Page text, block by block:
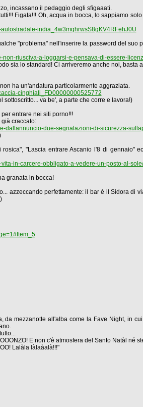
incassano il pedaggio degli sfigaaati.
Figata!!! Oh, acqua in bocca, lo sappiamo
india_4w3mqhrwsS8gKV4RFehJ0U
"problema" nell'inserire la password del suo
riusciva-a-loggarsi-e-pensava-di-essere-
sia lo standard! Ci arriveremo anche noi, basta
ha un'andatura particolarmente aggraziata.
cinghiali_FD00000000525772
va be', a parte che corre e lavora!)
entrare nei siti porno!!!
craccato:
dallannuncio-due-segnalazioni-di-sicurezza-
"Lascia entrare Ascanio l'8 di gennaio"
in-carcere-obbligato-a-vedere-un-posto-al-sole/
granata in bocca!
azzeccando perfettamente: il bar è il Sidora di
da mezzanotte all'alba come la Fave Night, in
E non c'è atmosfera del Santo Natàl né
Lalàla làlaàalà!!!"